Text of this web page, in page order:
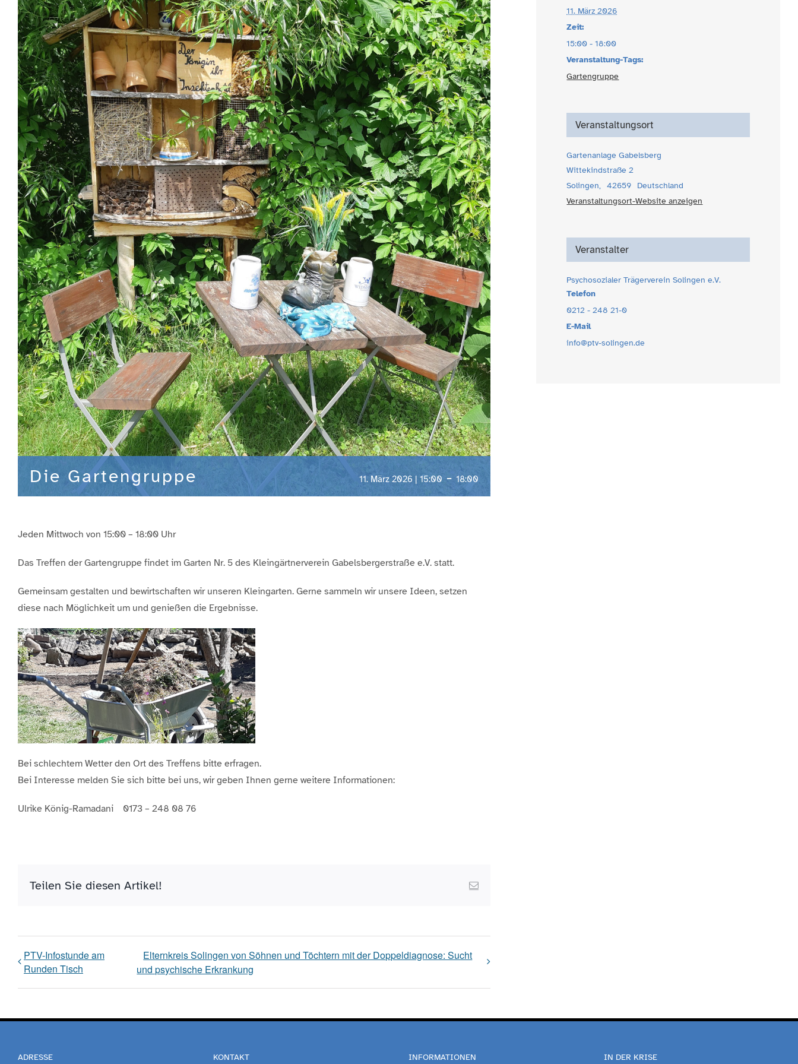
Die Gartengruppe 11. März 2026 | 15:00 -18:00
Jeden Mittwoch von 15:00 – 18:00 Uhr
Das Treffen der Gartengruppe findet im Garten Nr. 5 des Kleingärtnerverein Gabelsbergerstraße e.V. statt.
Gemeinsam gestalten und bewirtschaften wir unseren Kleingarten. Gerne sammeln wir unsere Ideen, setzen
diese nach Möglichkeit um und genießen die Ergebnisse.
Bei schlechtem Wetter den Ort des Treffens bitte erfragen.
Bei Interesse melden Sie sich bitte bei uns, wir geben Ihnen gerne weitere Informationen:
Ulrike König-Ramadani 0173 – 248 08 76
Teilen Sie diesen Artikel! Email
PTV-Infostunde am
Runden Tisch
Elternkreis Solingen von Söhnen und Töchtern mit der Doppeldiagnose: Sucht
und psychische Erkrankung
11. März 2026
Zeit:
15:00 - 18:00
Veranstaltung-Tags:
Gartengruppe
Veranstaltungsort
Gartenanlage Gabelsberg
Wittekindstraße 2
Solingen, 42659
Deutschland
Veranstaltungsort-Website anzeigen
Veranstalter
Psychosozialer Trägerverein Solingen e.V.
Telefon
0212 - 248 21-0
E-Mail
info@ptv-solingen.de
ADRESSE KONTAKT INFORMATIONEN IN DER KRISE